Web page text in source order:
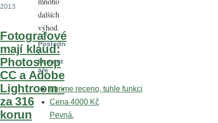
2013
Fotografové
mají klaud:
Photoshop
CC a Adobe
Lightroom -
za 316
korun
dalších
výhod.
Posledn
í
koment
áře
uprime receno, tuhle funkci
Cena 4000 Kč
Pevná.